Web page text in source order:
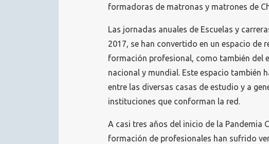
formadoras de matronas y matrones de
Las jornadas anuales de Escuelas y
2017, se han convertido en un espacio de
formación profesional, como también del
nacional y mundial. Este espacio
entre las diversas casas de estudio y a
instituciones que conforman la red.
A casi tres años del inicio de la Pandemia
formación de profesionales han sufrido